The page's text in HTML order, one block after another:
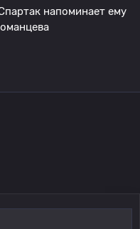
напоминает ему